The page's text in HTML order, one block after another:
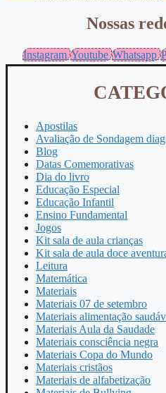
Nossas
Instagram Youtube Whatsapp
Apostilas
Avaliação de Sondagem
Blog
Datas Comemorativas
Dia do livro
Educação Especial
Educação Infantil
Ensino Fundamental
Jogos
Kit sala de aula crianças
Kit sala de aula doce
Leitura
Matemática
Materiais
Materiais 07 de setembro
Materiais alimentação
Materiais Aula da Saudade
Materiais consciência negra
Materiais Copa do Mundo
Materiais cristãos
Materiais de alfabetização